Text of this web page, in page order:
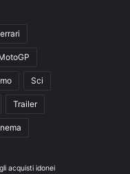
Sci
Trailer
acquisti idonei